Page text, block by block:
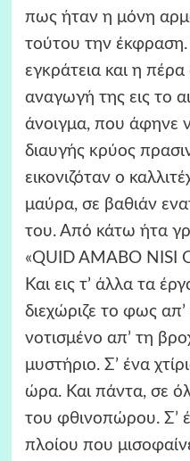
πως ήταν η μόνη
τούτου την
εγκράτεια και η
αναγωγή της εις το
άνοιγμα, που άφηνε
διαυγής κρύος
εικονιζόταν ο
μαύρα, σε βαθιάν
του. Από κάτω ήτα
«QUID AMABO NISI
Και εις τ’ άλλα τα
διεχώριζε το φως
νοτισμένο απ’ τη
μυστήριο. Σ’ ένα
ώρα. Και πάντα, σε
του φθινοπώρου. Σ’
πλοίου που